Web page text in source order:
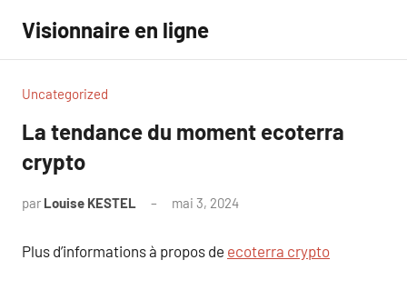
contenu
Visionnaire en ligne
Uncategorized
La tendance du moment ecoterra
crypto
par Louise KESTEL mai 3, 2024
Plus d’informations à propos de ecoterra crypto